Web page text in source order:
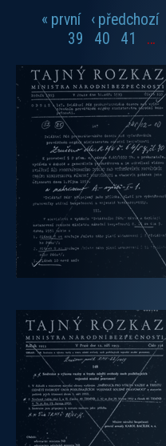
Stránky
« první ‹ předchozí
39
40 41 …
zobrazit PDF dokument
zobrazit PDF dokument